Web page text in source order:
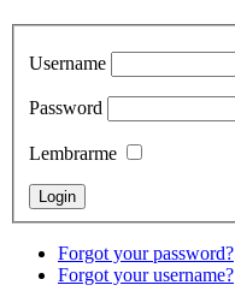
Username
Password
Lembrarme
Forgot your password?
Forgot your username?